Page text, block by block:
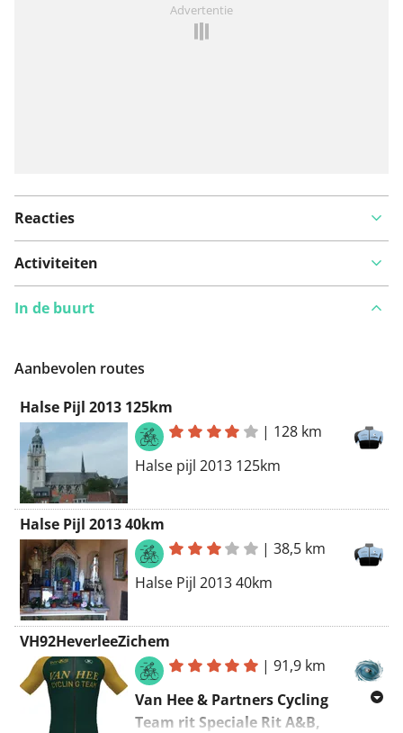
Advertentie
Reacties
Activiteiten
In de buurt
Aanbevolen routes
Halse Pijl 2013 125km
| 128 km
Halse pijl 2013 125km
Halse Pijl 2013 40km
|38,5 km
Halse Pijl 2013 40km
VH92HeverleeZichem
|91,9 km
Van Hee & Partners Cycling
Team rit Speciale Rit A&B,